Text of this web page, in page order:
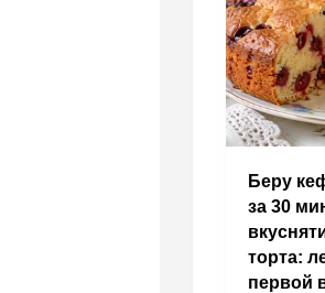
Беру
за 30
торта:
первой